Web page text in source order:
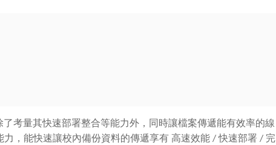
考量其快速部署整合等能力外，同時讓檔案傳遞能有效率的線
，能快速讓校內備份資料的傳遞享有 高速效能 /快速部署 / 完